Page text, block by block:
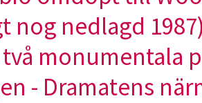
nog nedlagd
två monumentala
- Dramatens